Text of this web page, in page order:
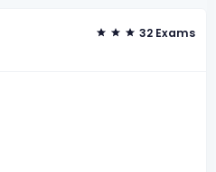
32 Exams